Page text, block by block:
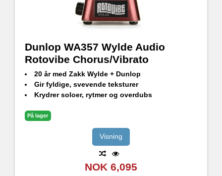
Dunlop WA357 Wylde Audio
Rotovibe Chorus/Vibrato
20 år med Zakk Wylde + Dunlop
Gir fyldige, svevende teksturer
Krydrer soloer, rytmer og overdubs
På lager
Visning
NOK 6,095